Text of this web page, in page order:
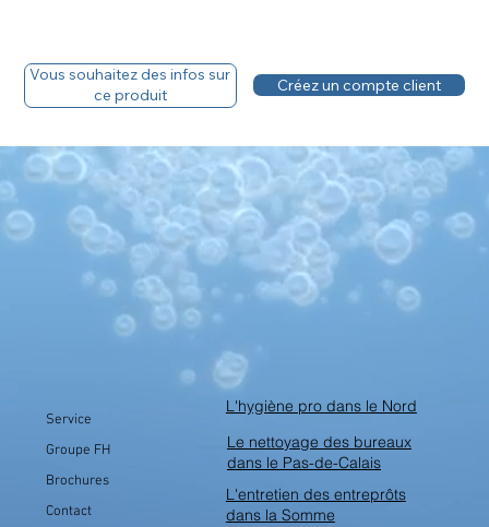
Vous souhaitez des infos sur
ce produit
Créez un compte client
Service
Groupe FH
Brochures
Contact
L'hygiène pro dans le Nord
Le nettoyage des bureaux
dans le Pas-de-Calais
L'entretien des entreprôts
dans la Somme